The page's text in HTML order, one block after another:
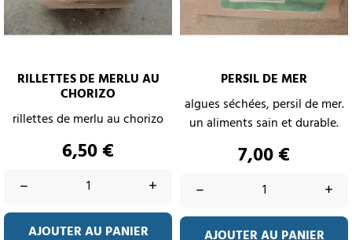
RILLETTES DE MERLU AU
CHORIZO
rillettes de merlu au chorizo
Prix
6,50 €
– +
AJOUTER AU PANIER
PERSIL DE MER
algues séchées, persil de mer.
un aliments sain et durable.
Prix
7,00 €
– +